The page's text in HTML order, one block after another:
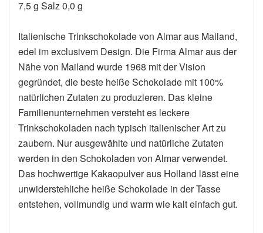
7,5 g Salz 0,0 g
Italienische Trinkschokolade von Almar aus Mailand,
edel im exclusivem Design. Die Firma Almar aus der
Nähe von Mailand wurde 1968 mit der Vision
gegründet, die beste heiße Schokolade mit 100%
natürlichen Zutaten zu produzieren. Das kleine
Familienunternehmen versteht es leckere
Trinkschokoladen nach typisch italienischer Art zu
zaubern. Nur ausgewählte und natürliche Zutaten
werden in den Schokoladen von Almar verwendet.
Das hochwertige Kakaopulver aus Holland lässt eine
unwiderstehliche heiße Schokolade in der Tasse
entstehen, vollmundig und warm wie kalt einfach gut.